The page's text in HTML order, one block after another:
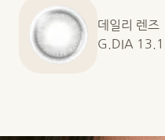
데일리 렌즈
G.DIA